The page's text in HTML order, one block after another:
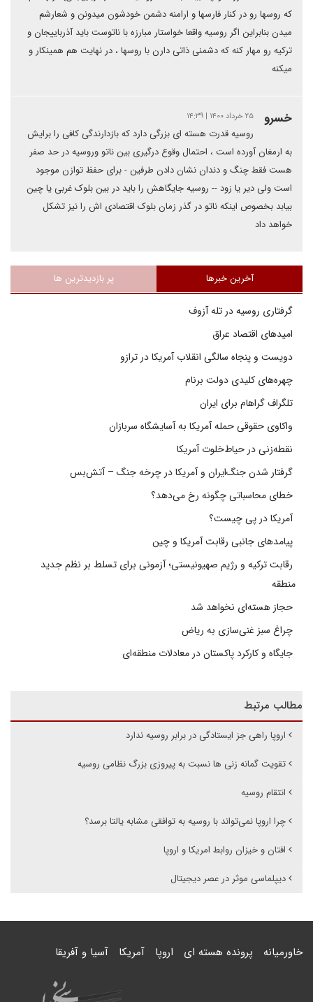
که روسها رو در کنار فارسها و ارامنه دشمن خودشون میدونن و شعارشم
میدن بنابراین اگر روسیه واقعا خواستار مبارزه با ناتوست باید آذرباییجان و
ترکیه رو مهار کنه که دشمنی ذاتی دارن با روسها ، در نهایت هم همینکار و
میکنه
خسرو ۲۵ خرداد ۱۴۰۰ | ۱۴:۳۹
روسیه قدرت هسته ای بزرگی دارد که بازدارندگی کافی را برایش
به ارمغان آورده است ، احتمال وقوع درگیری بین ناتو وروسیه در حد صفر
هست فقط چنگ و دندان نشان دادن طرفین - برای حفظ توازن موجود
است ولی دیر یا زود -- روسیه جایگاهش را باید در بین بلوک غربی یا چین
بیابد بخصوص اینکه ناتو در گذر زمان بلوک اقتصادی اش را نیز تشکل
خواهد داد
آخرین خبرها پر بازدیدترین ها
گرفتاری روسیه در تله آزوف
امیدهای اقتصاد عراق
دویست و پنجاه سالگی انقلاب آمریکا در ترازو
چهره‌های کلیدی دولت برنام
تلگراف گراهام برای ایران
واکاوی حقوقی حمله آمریکا به آسایشگاه سربازان
نقطه‌زنی در حیاط‌خلوت آمریکا
گرفتار شدن جنگ‌ایران و آمریکا در چرخه جنگ – آتش‌بس
خطای محاسباتی چگونه رخ می‌دهد؟
آمریکا در پی چیست؟
پیامدهای جانبی رقابت آمریکا و چین
رقابت ترکیه و رژیم صهیونیستی؛ آزمونی برای تسلط بر نظم جدید
منطقه
حجاز هسته‌ای نخواهد شد
چراغ سبز غنی‌سازی به ریاض
جایگاه و کارکرد پاکستان در معادلات منطقه‌ای
مطالب مرتبط
اروپا راهی جز ایستادگی در برابر روسیه ندارد
تقویت گمانه زنی ها نسبت به پیروزی بزرگ نظامی روسیه
انتقام روسیه
چرا اروپا نمی‌تواند با روسیه به توافقی مشابه یالتا برسد؟
افتان و خیزان روابط امریکا و اروپا
دیپلماسی موثر در عصر دیجیتال
خاورمیانه پرونده هسته ای اروپا آمریکا آسیا و آفریقا